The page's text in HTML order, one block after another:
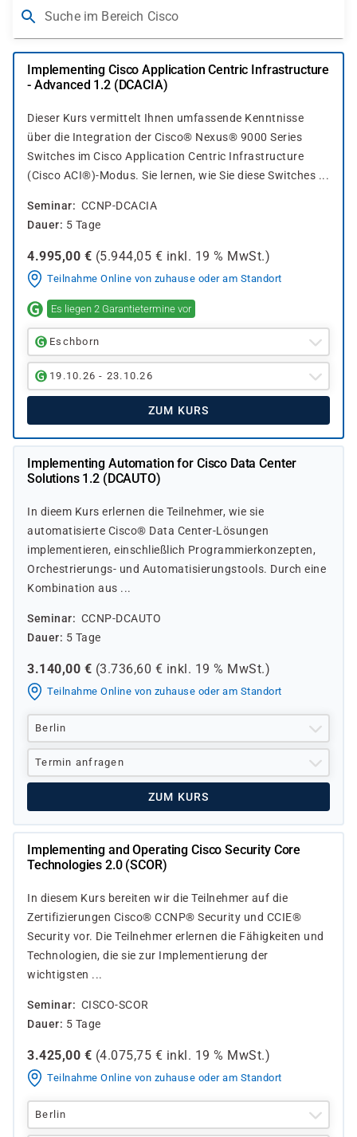
Suche im Bereich Cisco
Implementing Cisco Application Centric Infrastructure
- Advanced 1.2 (DCACIA)
Dieser Kurs vermittelt Ihnen umfassende Kenntnisse
über die Integration der Cisco® Nexus® 9000 Series
Switches im Cisco Application Centric Infrastructure
(Cisco ACI®)-Modus. Sie lernen, wie Sie diese Switches ...
Seminar
CCNP-DCACIA
Dauer
5 Tage
4.995,00 € (5.944,05 € inkl. 19 % MwSt.)
Teilnahme Online von zuhause oder am Standort
Es liegen 2 Garantietermine vor
Eschborn
19.10.26 - 23.10.26
ZUM KURS
Implementing Automation for Cisco Data Center
Solutions 1.2 (DCAUTO)
In dieem Kurs erlernen die Teilnehmer, wie sie
automatisierte Cisco® Data Center-Lösungen
implementieren, einschließlich Programmierkonzepten,
Orchestrierungs- und Automatisierungstools. Durch eine
Kombination aus ...
Seminar
CCNP-DCAUTO
Dauer
5 Tage
3.140,00 € (3.736,60 € inkl. 19 % MwSt.)
Teilnahme Online von zuhause oder am Standort
Berlin
Termin anfragen
ZUM KURS
Implementing and Operating Cisco Security Core
Technologies 2.0 (SCOR)
In diesem Kurs bereiten wir die Teilnehmer auf die
Zertifizierungen Cisco® CCNP® Security und CCIE®
Security vor. Die Teilnehmer erlernen die Fähigkeiten und
Technologien, die sie zur Implementierung der
wichtigsten ...
Seminar
CISCO-SCOR
Dauer
5 Tage
3.425,00 € (4.075,75 € inkl. 19 % MwSt.)
Teilnahme Online von zuhause oder am Standort
Berlin